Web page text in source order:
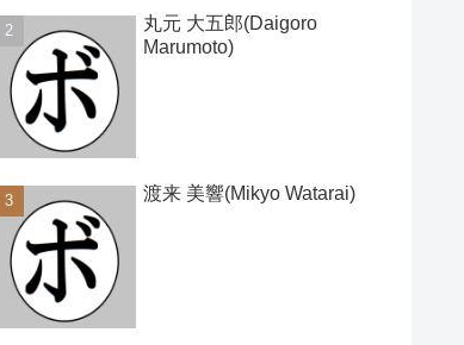
丸元 大五郎(Daigoro
Marumoto)
渡来 美響(Mikyo Watarai)